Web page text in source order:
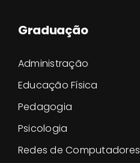
Graduação
Administração
Educação Física
Pedagogia
Psicologia
Redes de Computadores